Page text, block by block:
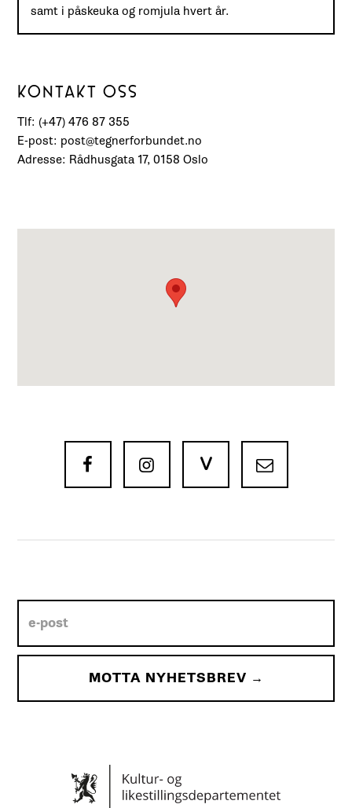
samt i påskeuka og romjula hvert år.
KONTAKT OSS
Tlf: (+47) 476 87 355
E-post: post@tegnerforbundet.no
Adresse: Rådhusgata 17, 0158 Oslo
  V 